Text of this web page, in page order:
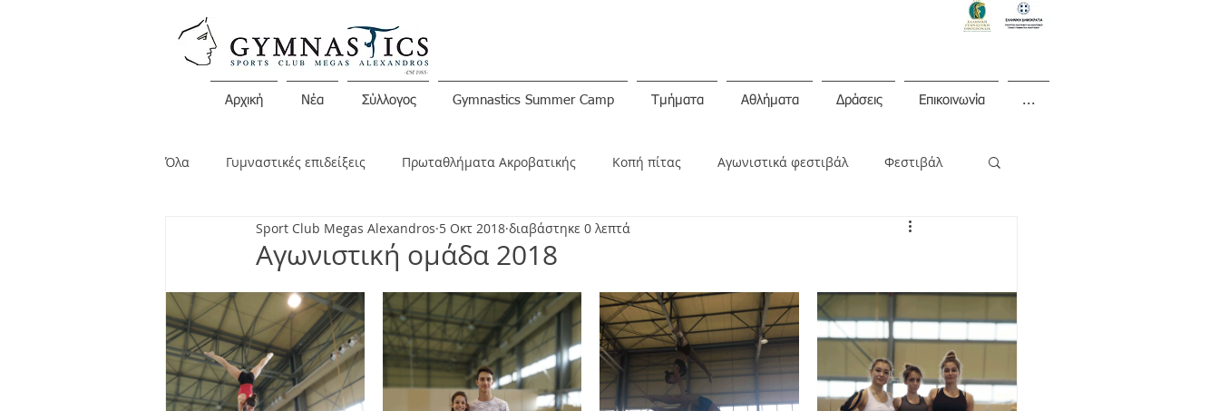
Αρχική Νέα Σύλλογος Gymnastics Summer Camp Τμήματα Αθλήματα Δράσεις Επικοινωνία ...
Όλα Γυμναστικές επιδείξεις Πρωταθλήματα Ακροβατικής Κοπή πίτας Αγωνιστικά φεστιβάλ Φεστιβάλ
Διάφορες εκδηλώσεις Ανακοινώσεις
Αγωνιστική ομάδα 2018
Sport Club Megas Alexandros 5 Οκτ 2018 διαβάστηκε 0 λεπτά